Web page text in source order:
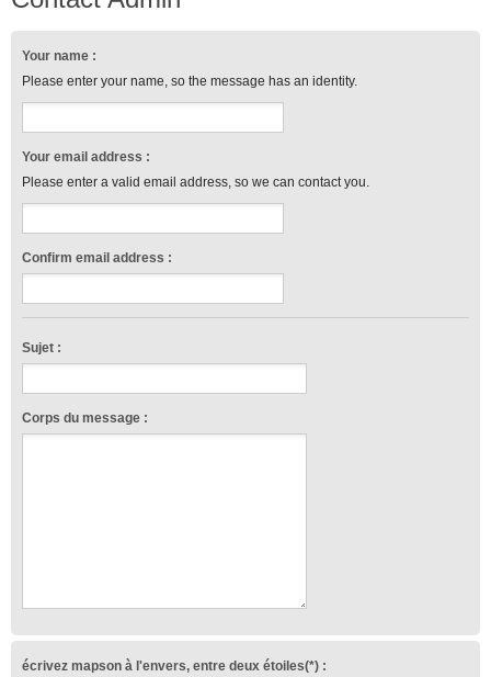
Your name :
Please enter your name, so the message has an identity.
Your email address :
Please enter a valid email address, so we can contact you.
Confirm email address :
Sujet :
Corps du message :
écrivez mapson à l'envers, entre deux étoiles(*) :